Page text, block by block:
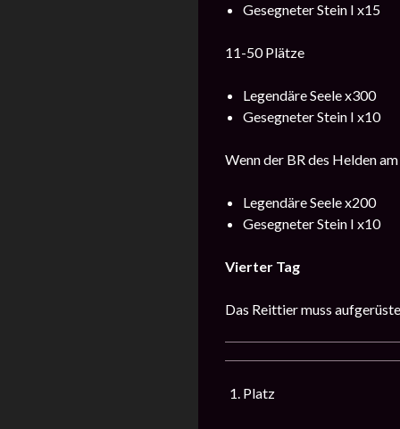
Gesegneter Stein I x15
11-50 Plätze
Legendäre Seele x300
Gesegneter Stein I x10
Wenn der BR des Helden
Legendäre Seele x200
Gesegneter Stein I x10
Vierter Tag
Das Reittier muss
Platz